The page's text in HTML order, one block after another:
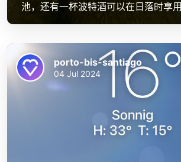
池，还有一杯波特酒可以在日落时享用
porto-bis-santiago
04 Jul 2024